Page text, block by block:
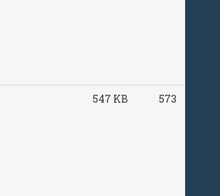
547 KB 573